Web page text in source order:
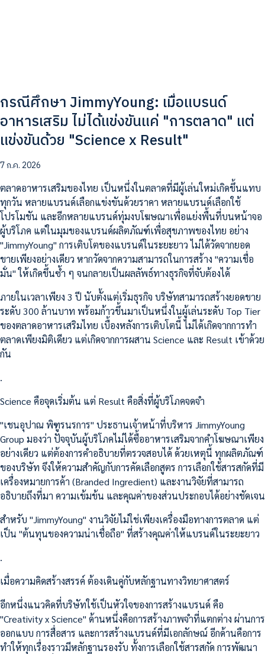
กรณีศึกษา JimmyYoung: เมื่อแบรนด์
อาหารเสริม ไม่ได้แข่งขันแค่ "การตลาด" แต่
แข่งขันด้วย "Science x Result"
7 ก.ค. 2026
ตลาดอาหารเสริมของไทย เป็นหนึ่งในตลาดที่มีผู้เล่นใหม่เกิดขึ้นแทบ
ทุกวัน หลายแบรนด์เลือกแข่งขันด้วยราคา หลายแบรนด์เลือกใช้
โปรโมชัน และอีกหลายแบรนด์ทุ่มงบโฆษณาเพื่อแย่งพื้นที่บนหน้าจอ
ผู้บริโภค แต่ในมุมของแบรนด์ผลิตภัณฑ์เพื่อสุขภาพของไทย อย่าง
"JimmyYoung" การเติบโตของแบรนด์ในระยะยาว ไม่ได้วัดจากยอด
ขายเพียงอย่างเดียว หากวัดจากความสามารถในการสร้าง "ความเชื่อ
มั่น" ให้เกิดขึ้นซ้ำ ๆ จนกลายเป็นผลลัพธ์ทางธุรกิจที่จับต้องได้
ภายในเวลาเพียง 3 ปี นับตั้งแต่เริ่มธุรกิจ บริษัทสามารถสร้างยอดขาย
ระดับ 300 ล้านบาท พร้อมก้าวขึ้นมาเป็นหนึ่งในผู้เล่นระดับ Top Tier
ของตลาดอาหารเสริมไทย เบื้องหลังการเติบโตนี้ ไม่ได้เกิดจากการทำ
ตลาดเพียงมิติเดียว แต่เกิดจากการผสาน Science และ Result เข้าด้วย
กัน
.
Science คือจุดเริ่มต้น แต่ Result คือสิ่งที่ผู้บริโภคจดจำ
"เชนอุปาณ พิฑูรนรการ" ประธานเจ้าหน้าที่บริหาร JimmyYoung
Group มองว่า ปัจจุบันผู้บริโภคไม่ได้ซื้ออาหารเสริมจากคำโฆษณาเพียง
อย่างเดียว แต่ต้องการคำอธิบายที่ตรวจสอบได้ ด้วยเหตุนี้ ทุกผลิตภัณฑ์
ของบริษัท จึงให้ความสำคัญกับการคัดเลือกสูตร การเลือกใช้สารสกัดที่มี
เครื่องหมายการค้า (Branded Ingredient) และงานวิจัยที่สามารถ
อธิบายถึงที่มา ความเข้มข้น และคุณค่าของส่วนประกอบได้อย่างชัดเจน
สำหรับ "JimmyYoung" งานวิจัยไม่ใช่เพียงเครื่องมือทางการตลาด แต่
เป็น "ต้นทุนของความน่าเชื่อถือ" ที่สร้างคุณค่าให้แบรนด์ในระยะยาว
.
เมื่อความคิดสร้างสรรค์ ต้องเดินคู่กับหลักฐานทางวิทยาศาสตร์
อีกหนึ่งแนวคิดที่บริษัทใช้เป็นหัวใจของการสร้างแบรนด์ คือ
"Creativity x Science" ด้านหนึ่งคือการสร้างภาพจำที่แตกต่าง ผ่านการ
ออกแบบ การสื่อสาร และการสร้างแบรนด์ที่มีเอกลักษณ์ อีกด้านคือการ
ทำให้ทุกเรื่องราวมีหลักฐานรองรับ ทั้งการเลือกใช้สารสกัด การพัฒนา